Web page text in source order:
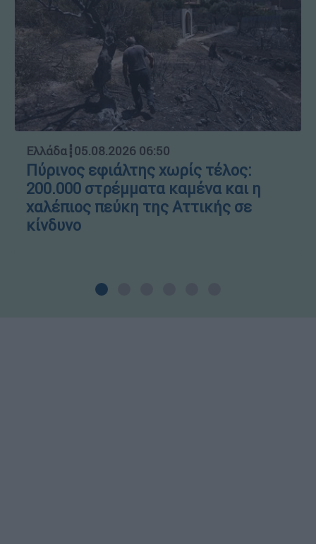
Ελλάδα┋05.08.2026 06:50
Πύρινος εφιάλτης χωρίς τέλος:
200.000 στρέμματα καμένα και η
χαλέπιος πεύκη της Αττικής σε
κίνδυνο